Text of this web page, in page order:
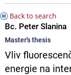
Back to search
Bc. Peter Slanina
Master's thesis
Vliv
energie na